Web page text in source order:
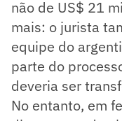
não de US$ 21
mais: o jurista
equipe do
parte do
deveria ser
No entanto, em